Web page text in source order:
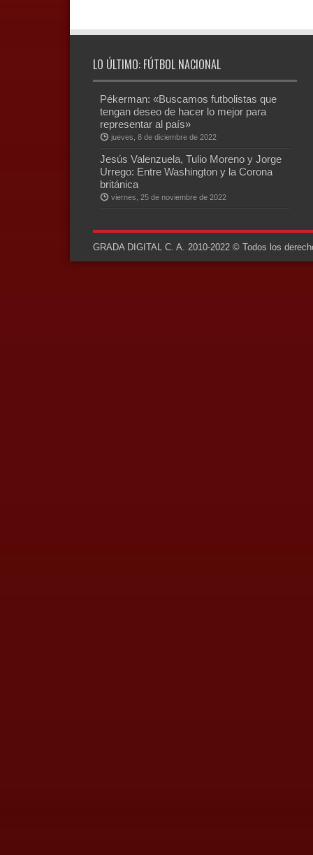
LO ÚLTIMO: FÚTBOL NACIONAL
Pékerman: «Buscamos futbolistas que
tengan deseo de hacer lo mejor para
representar al país»
jueves, 8 de diciembre de 2022
Jesús Valenzuela, Tulio Moreno y Jorge
Urrego: Entre Washington y la Corona
británica
viernes, 25 de noviembre de 2022
GRADA DIGITAL C. A. 2010-2022 © Todos los